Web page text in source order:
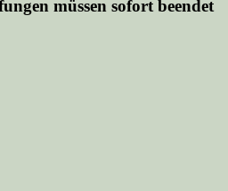
müssen sofort beendet